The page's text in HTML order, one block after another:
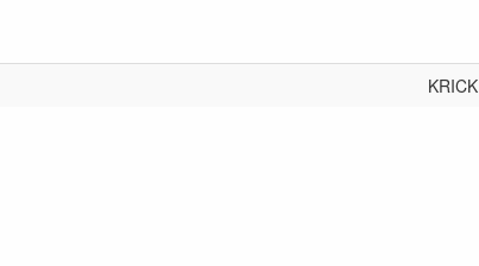
KRICK